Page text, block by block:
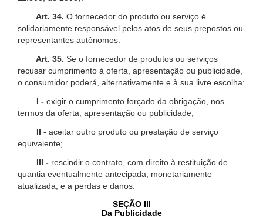
Art. 34. O fornecedor do produto ou serviço é
solidariamente responsável pelos atos de seus prepostos ou
representantes autônomos.
Art. 35. Se o fornecedor de produtos ou serviços
recusar cumprimento à oferta, apresentação ou publicidade,
o consumidor poderá, alternativamente e à sua livre escolha:
I - exigir o cumprimento forçado da obrigação, nos
termos da oferta, apresentação ou publicidade;
II - aceitar outro produto ou prestação de serviço
equivalente;
III - rescindir o contrato, com direito à restituição de
quantia eventualmente antecipada, monetariamente
atualizada, e a perdas e danos.
SEÇÃO III
Da Publicidade